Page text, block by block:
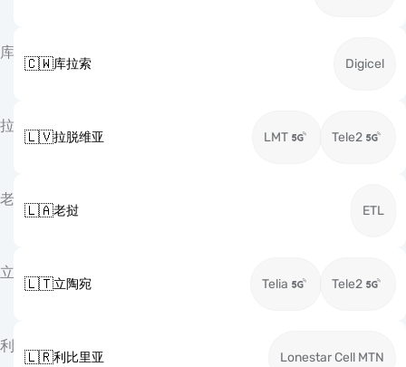
库
🇨🇼库拉索 Digicel
拉
🇱🇻拉脱维亚 LMT Tele2
老
🇱🇦老挝 ETL
立
🇱🇹立陶宛 Telia Tele2
利
🇱🇷利比里亚 Lonestar Cell MTN